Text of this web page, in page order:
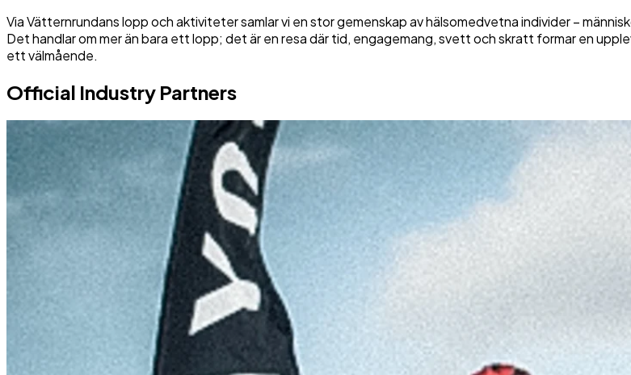
Via Vätternrundans lopp och aktiviteter samlar vi en stor gemenskap av hälsomedvetna individer –
Det handlar om mer än bara ett lopp; det är en resa där tid, engagemang, svett och skratt formar en
ett välmående.
Official Industry Partners